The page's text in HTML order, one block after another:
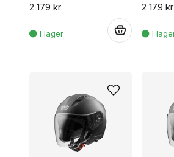
2 179 kr 2 179 kr